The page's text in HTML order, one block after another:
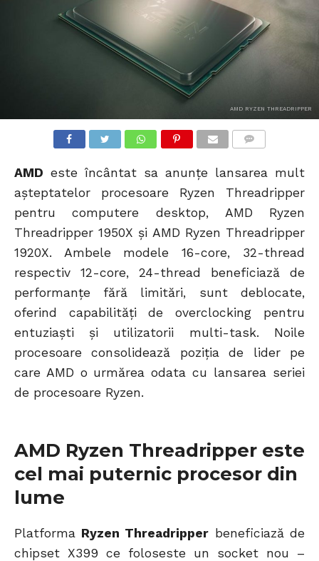
AMD RYZEN THREADRIPPER
AMD este încântat sa anunțe lansarea mult
așteptatelor procesoare Ryzen Threadripper
pentru computere desktop, AMD Ryzen
Threadripper 1950X și AMD Ryzen Threadripper
1920X. Ambele modele 16-core, 32-thread
respectiv 12-core, 24-thread beneficiază de
performanțe fără limitări, sunt deblocate,
oferind capabilități de overclocking pentru
entuziaști și utilizatorii multi-task. Noile
procesoare consolidează poziția de lider pe
care AMD o urmărea odata cu lansarea seriei
de procesoare Ryzen.
AMD Ryzen Threadripper este
cel mai puternic procesor din
lume
Platforma Ryzen Threadripper beneficiază de
chipset X399 ce foloseste un socket nou –